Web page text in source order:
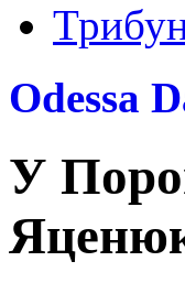
Odessa
У